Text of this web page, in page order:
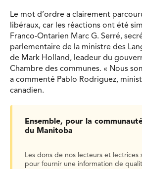
Le mot d’ordre a clairement
libéraux, car les réactions ont été
Franco-Ontarien Marc G. Serré,
parlementaire de la ministre des
de Mark Holland, leadeur du
Chambre des communes. « Nous
a commenté Pablo Rodriguez,
canadien.
Ensemble, pour la
du Manitoba
Les dons de nos lecteurs et lectrices
pour fournir une information de